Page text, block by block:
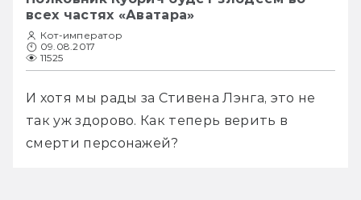
всех частях «Аватара»
Кот-император
09.08.2017
11525
И хотя мы рады за Стивена Лэнга, это не
так уж здорово. Как теперь верить в
смерти персонажей?